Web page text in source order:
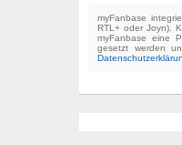
myFanbase
RTL+ oder Joyn).
myFanbase eine
gesetzt werden